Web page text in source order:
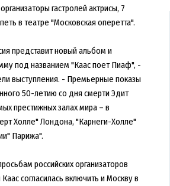
гастролей актрисы, 7
в театре "Московская оперетта".
представит новый альбом и
под названием "Каас поет Пиаф", -
выступления. - Премьерные показы
50-летию со дня смерти Эдит
престижных залах мира – в
Холле" Лондона, "Карнеги-Холле"
Парижа".
российских организаторов
согласилась включить и Москву в